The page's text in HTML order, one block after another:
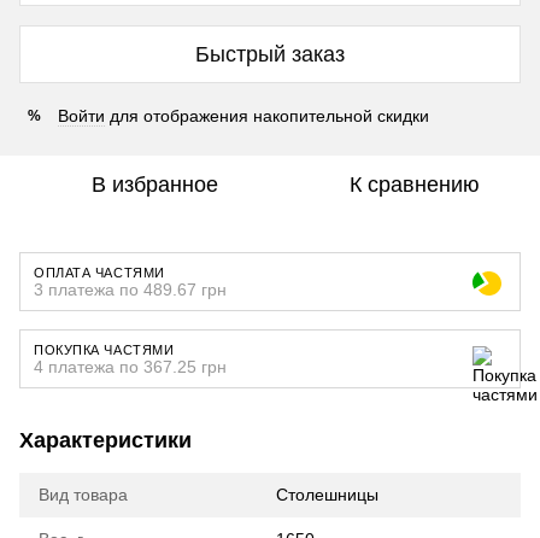
Быстрый заказ
% Войти для отображения накопительной скидки
В избранное К сравнению
ОПЛАТА ЧАСТЯМИ
3 платежа по 489.67 грн
ПОКУПКА ЧАСТЯМИ
4 платежа по 367.25 грн
Характеристики
Вид товара Столешницы